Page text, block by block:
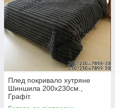
Плед покривало хутряне
Шиншила 200х230см.,
Графіт.